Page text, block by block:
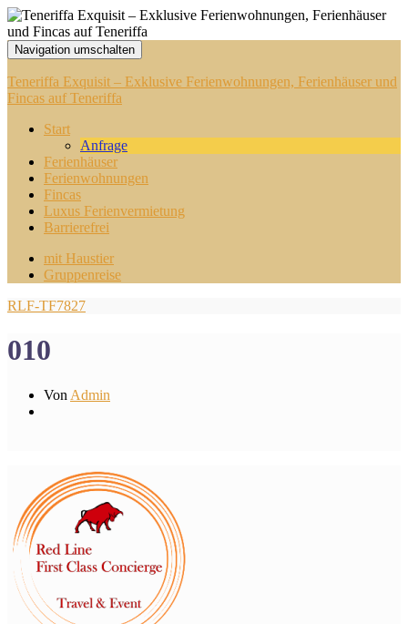
Navigation umschalten
Teneriffa Exquisit – Exklusive Ferienwohnungen, Ferienhäuser und
Fincas auf Teneriffa
Start
Anfrage
Ferienhäuser
Ferienwohnungen
Fincas
Luxus Ferienvermietung
Barrierefrei
mit Haustier
Gruppenreise
RLF-TF7827
010
Von Admin